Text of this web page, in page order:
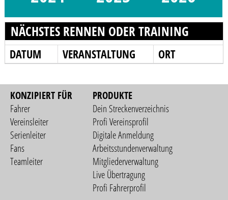
NÄCHSTES RENNEN ODER TRAINING
DATUM VERANSTALTUNG ORT
KONZIPIERT FÜR
Fahrer
Vereinsleiter
Serienleiter
Fans
Teamleiter
PRODUKTE
Dein Streckenverzeichnis
Profi Vereinsprofil
Digitale Anmeldung
Arbeitsstundenverwaltung
Mitgliederverwaltung
Live Übertragung
Profi Fahrerprofil